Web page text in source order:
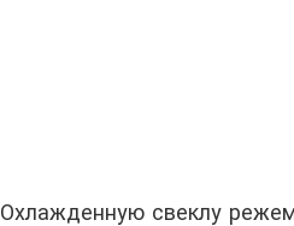
Охлажденную свеклу